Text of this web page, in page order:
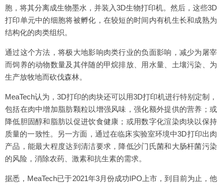
胞，将其分离成生物墨水，并装入3D生物打印机。然后，这些3D
打印单元中的细胞将被孵化，在较短的时间内有机生长和成熟为
结构化的肉类组织。
通过这个方法，将极大地影响肉类行业的负面影响，减少为屠宰
而饲养的动物数量及其伴随的甲烷排放、用水量、土壤污染、为
生产放牧地而砍伐森林。
MeaTech认为，3D打印的肉块还可以用3D打印机进行特别定制，
包括在肉中增加脂肪颗粒以增强风味，强化额外提供的营养；或
降低胆固醇和脂肪以促进饮食健康；或用数字化渲染肉块以保持
质量的一致性。另一方面，通过在临床实验室环境中3D打印出肉
产品，能最大程度达到清洁要求，降低沙门氏菌和大肠杆菌污染
的风险，消除农药、激素和抗生素的需求。
据悉，MeaTech已于2021年3月份成功IPO上市，到目前为止，他